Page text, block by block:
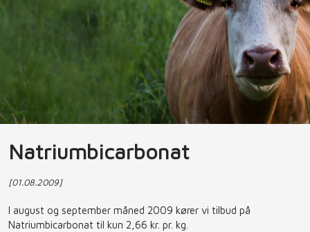
Natriumbicarbonat
[01.08.2009]
I august og september måned 2009 kører vi tilbud på
Natriumbicarbonat til kun 2,66 kr. pr. kg.